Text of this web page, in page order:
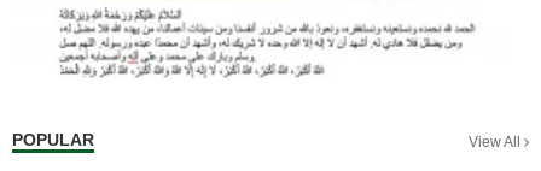
POPULAR View All